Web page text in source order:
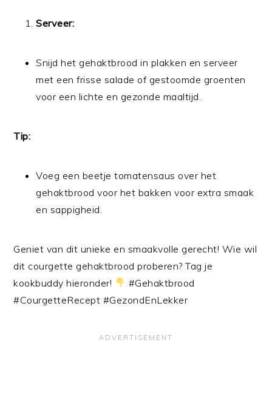
Serveer:
Snijd het gehaktbrood in plakken en serveer
met een frisse salade of gestoomde groenten
voor een lichte en gezonde maaltijd.
Tip:
Voeg een beetje tomatensaus over het
gehaktbrood voor het bakken voor extra smaak
en sappigheid.
Geniet van dit unieke en smaakvolle gerecht! Wie wil
dit courgette gehaktbrood proberen? Tag je
kookbuddy hieronder!
#Gehaktbrood
#CourgetteRecept #GezondEnLekker